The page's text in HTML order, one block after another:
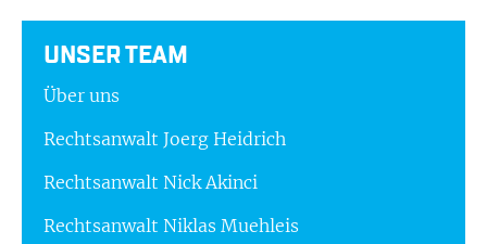
UNSER TEAM
Über uns
Rechtsanwalt Joerg Heidrich
Rechtsanwalt Nick Akinci
Rechtsanwalt Niklas Muehleis